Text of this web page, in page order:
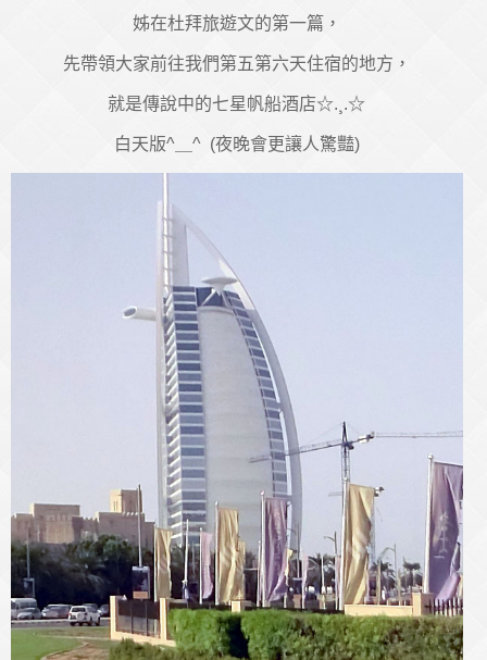
姊在杜拜旅遊文的第一篇，
先帶領大家前往我們第五第六天住宿的地方，
就是傳說中的七星帆船酒店☆.¸.☆
白天版^＿^ (夜晚會更讓人驚豔)